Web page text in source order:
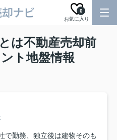
お気に入り
0
は不動産売却前
ト地盤情報
で勤務、独立後は建物そのも